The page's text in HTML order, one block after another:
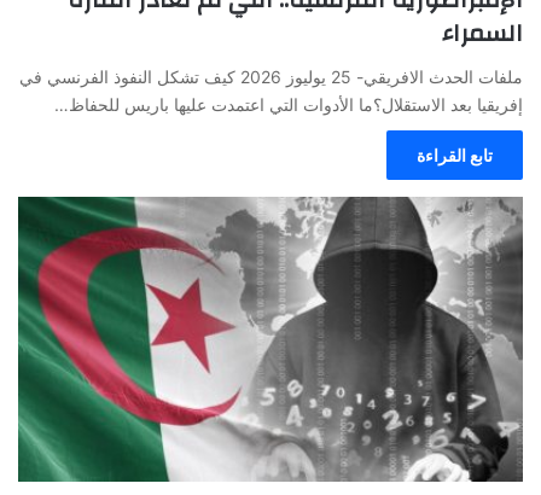
السمراء
ملفات الحدث الافريقي- 25 يوليوز 2026 كيف تشكل النفوذ الفرنسي في
إفريقيا بعد الاستقلال؟ما الأدوات التي اعتمدت عليها باريس للحفاظ…
تابع القراءة